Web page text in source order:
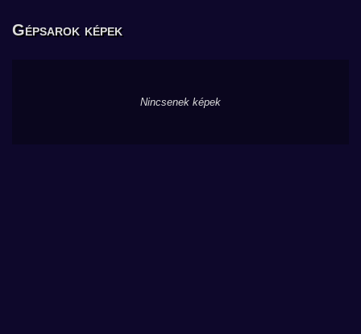
Gépsarok képek
Nincsenek képek